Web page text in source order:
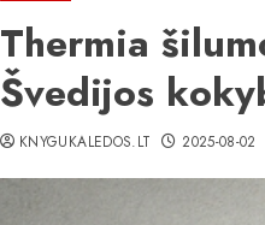
Thermia
Švedijos
KNYGUKALEDOS.LT 2025-08-02